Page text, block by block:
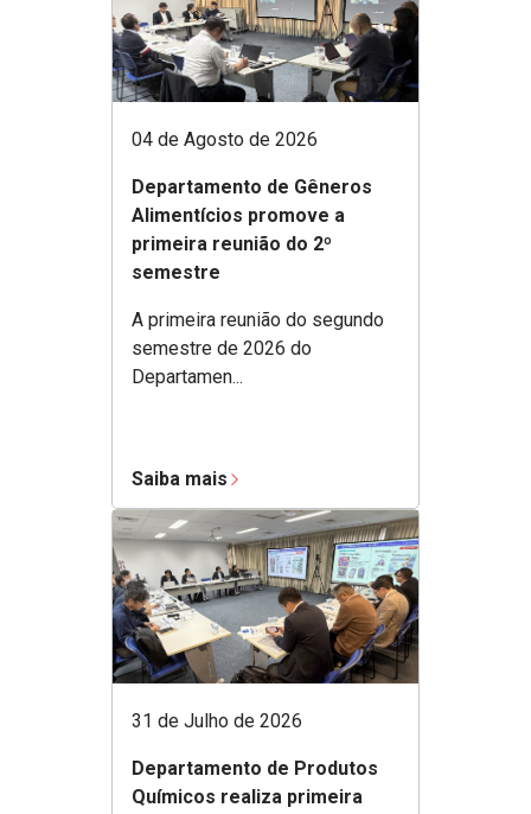
04 de Agosto de 2026
Departamento de Gêneros
Alimentícios promove a
primeira reunião do 2º
semestre
A primeira reunião do segundo
semestre de 2026 do
Departamen...
Saiba mais
31 de Julho de 2026
Departamento de Produtos
Químicos realiza primeira